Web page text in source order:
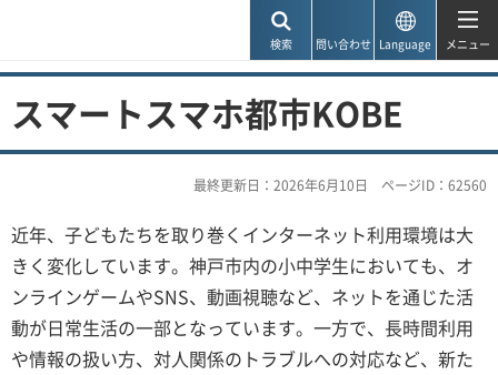
検索 問い合わせ Language メニュー
スマートスマホ都市KOBE
最終更新日：2026年6月10日 ページID：62560
近年、子どもたちを取り巻くインターネット利用環境は大
きく変化しています。神戸市内の小中学生においても、オ
ンラインゲームやSNS、動画視聴など、ネットを通じた活
動が日常生活の一部となっています。一方で、長時間利用
や情報の扱い方、対人関係のトラブルへの対応など、新た